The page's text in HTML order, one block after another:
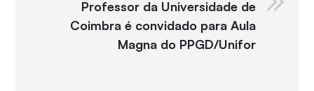
Professor da Universidade de
Coimbra é convidado para Aula
Magna do PPGD/Unifor